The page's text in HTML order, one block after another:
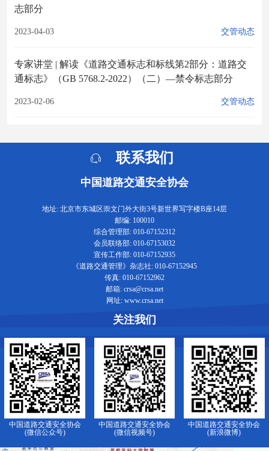
志部分
2023-04-03 交管动态
专家讲堂 | 解读《道路交通标志和标线第2部分：道路交
通标志》（GB 5768.2-2022）（二）—禁令标志部分
2023-02-06 交管动态
联系我们
中国道路交通安全协会
地址: 北京市东城区崇文门外大街3号新世界写字楼B座14层
邮编: 100010
综合管理部: 010-67152312
会员联络部: 010-67153032
宣传工作部: 010-67152935
《道路交通管理》杂志社: 010-67152945
传真: 010-67152962
邮箱: crsa@crsa.net
网址: www.crsa.net
关注我们
中国道路交通安全协会
(微信公众号)
中国道路交通安全协会
(微信视频号)
中国道路交通安全协会
(新浪微博)